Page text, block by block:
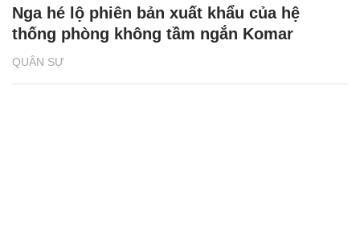
QUÂN SỰ
Nga hé lộ phiên bản xuất khẩu của hệ
thống phòng không tầm ngắn Komar